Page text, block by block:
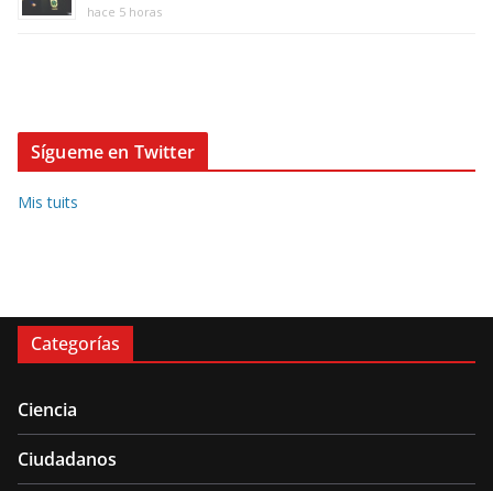
hace 5 horas
Sígueme en Twitter
Mis tuits
Categorías
Ciencia
Ciudadanos